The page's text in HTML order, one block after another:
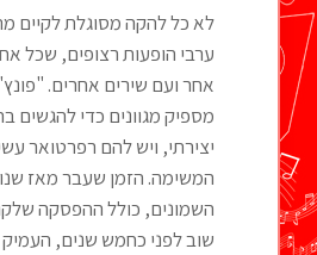
לא כל להקה מסוגלת לקיים
ערבי הופעות רצופים, שכל
אחר ועם שירים אחרים.
מספיק מגוונים כדי להגשים
יצירתי, ויש להם רפרטואר
המשימה. הזמן שעבר מאז
השמונים, כולל ההפסקה
שוב לפני כחמש שנים,